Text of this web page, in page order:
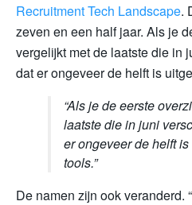
Recruitment Tech Landscape.
zeven en een half jaar. Als je
vergelijkt met de laatste die in
dat er ongeveer de helft is
“Als je de eerste
laatste die in juni
er ongeveer de helft
tools.”
De namen zijn ook veranderd.